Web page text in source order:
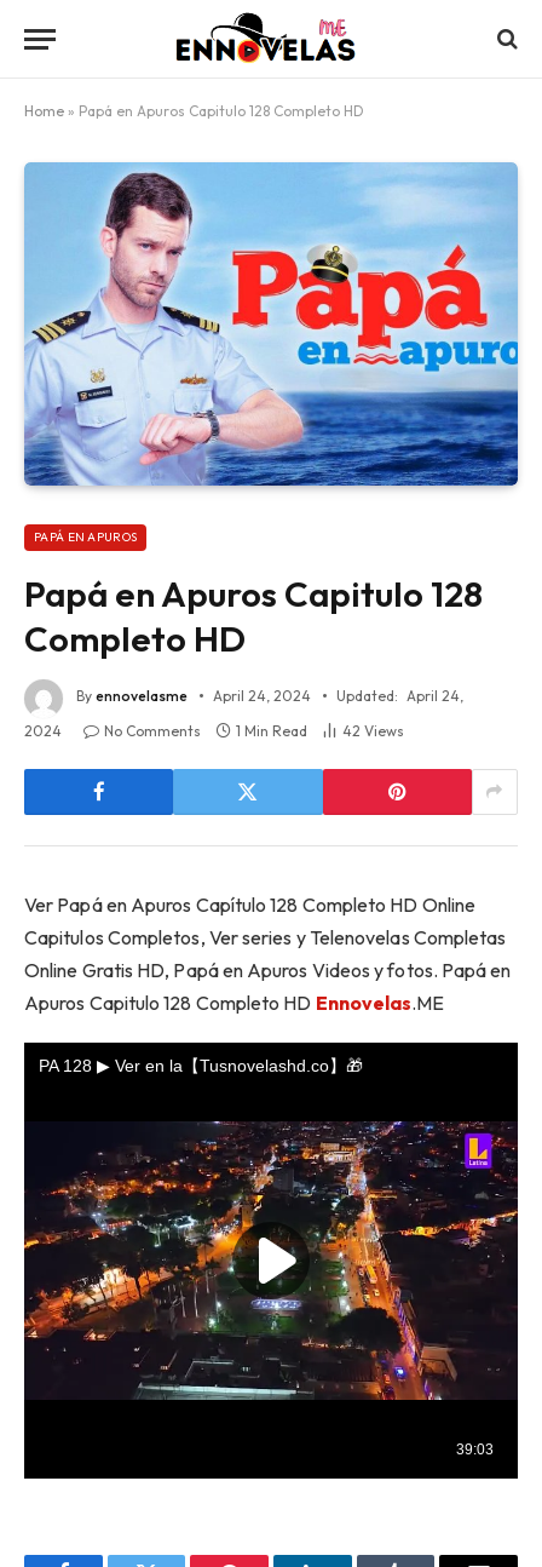
Home » Papá en Apuros Capitulo 128 Completo HD
PAPÁ EN APUROS
Papá en Apuros Capitulo 128
Completo HD
By ennovelasme April 24, 2024 Updated: April 24,
2024
No Comments 1 Min Read 42 Views
Ver Papá en Apuros Capítulo 128 Completo HD Online
Capitulos Completos, Ver series y Telenovelas Completas
Online Gratis HD, Papá en Apuros Videos y fotos. Papá en
Apuros Capitulo 128 Completo HD Ennovelas.ME